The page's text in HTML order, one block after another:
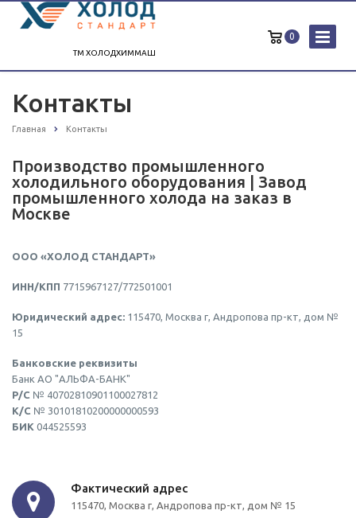
ТМ ХОЛОДХИММАШ
0
Контакты
Главная Контакты
Производство промышленного
холодильного оборудования | Завод
промышленного холода на заказ в
Москве
ООО «ХОЛОД СТАНДАРТ»
ИНН/КПП 7715967127/772501001
Юридический адрес: 115470, Москва г, Андропова пр-кт, дом №
15
Банковские реквизиты
Банк АО "АЛЬФА-БАНК"
Р/С № 40702810901100027812
К/С № 30101810200000000593
БИК 044525593
Фактический адрес
115470, Москва г, Андропова пр-кт, дом № 15